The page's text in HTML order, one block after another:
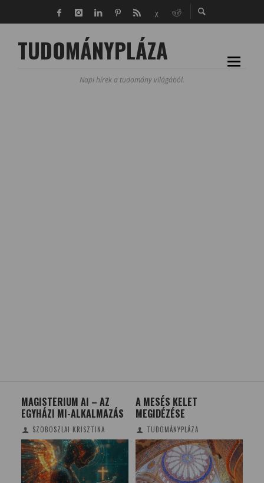
TUDOMÁNYPLÁZA
Napi hírek a tudomány világából.
MAGISTERIUM AI – AZ
EGYHÁZI MI-ALKALMAZÁS
SZOBOSZLAI KRISZTINA
A MESÉS KELET
MEGIDÉZÉSE
TUDOMÁNYPLÁZA